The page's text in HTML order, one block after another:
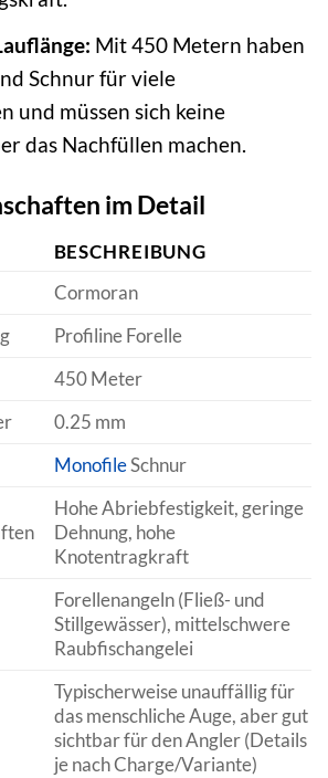
Mit 450 Metern haben
Schnur für viele
und müssen sich keine
das Nachfüllen machen.
im Detail
BESCHREIBUNG
Cormoran
Profiline Forelle
450 Meter
0.25 mm
MonofileSchnur
Hohe Abriebfestigkeit, geringe
Dehnung, hohe
Knotentragkraft
Forellenangeln (Fließ- und
Stillgewässer), mittelschwere
Raubfischangelei
Typischerweise unauffällig für
das menschliche Auge, aber gut
sichtbar für den Angler (Details
je nach Charge/Variante)